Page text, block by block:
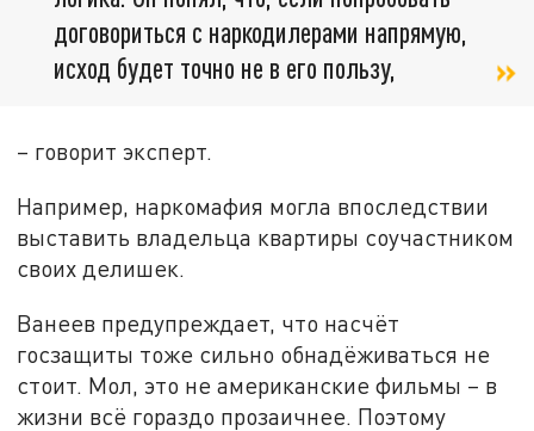
договориться с наркодилерами напрямую,
исход будет точно не в его пользу,
– говорит эксперт.
Например, наркомафия могла впоследствии
выставить владельца квартиры соучастником
своих делишек.
Ванеев предупреждает, что насчёт
госзащиты тоже сильно обнадёживаться не
стоит. Мол, это не американские фильмы – в
жизни всё гораздо прозаичнее. Поэтому